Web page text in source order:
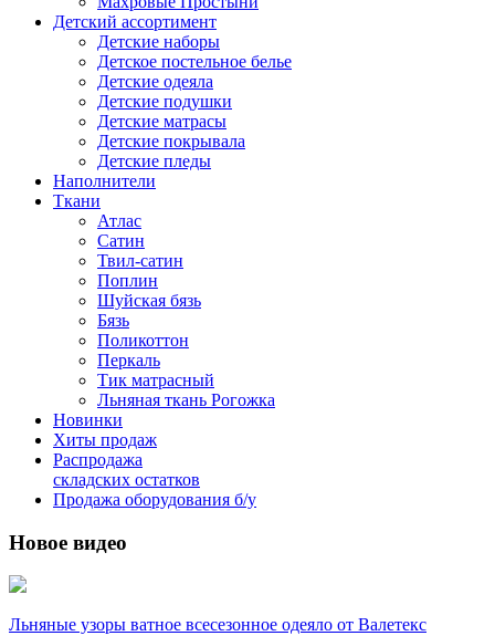
Детский ассортимент
Детские наборы
Детское постельное белье
Детские одеяла
Детские подушки
Детские матрасы
Детские покрывала
Детские пледы
Наполнители
Ткани
Атлас
Сатин
Твил-сатин
Поплин
Шуйская бязь
Бязь
Поликоттон
Перкаль
Тик матрасный
Льняная ткань Рогожка
Новинки
Хиты продаж
Распродажа
складских остатков
Продажа оборудования б/у
Новое видео
Льняные узоры ватное всесезонное одеяло от Валетекс